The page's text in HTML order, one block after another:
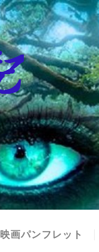
映画パンフレット